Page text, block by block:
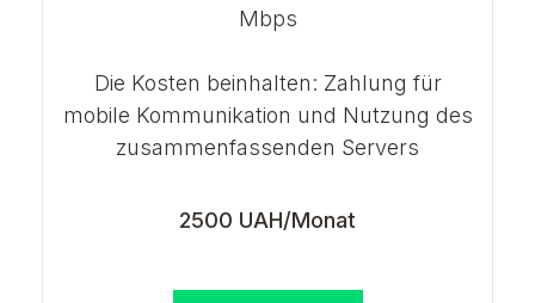
Mbps
Die Kosten beinhalten: Zahlung für
mobile Kommunikation und Nutzung des
zusammenfassenden Servers
2500 UAH/Monat